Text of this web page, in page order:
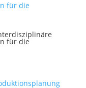
für die